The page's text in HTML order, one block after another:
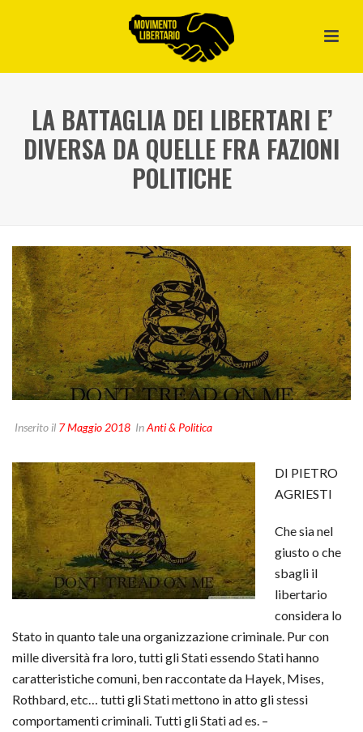
LA BATTAGLIA DEI LIBERTARI E’
DIVERSA DA QUELLE FRA FAZIONI
POLITICHE
Inserito il 7 Maggio 2018 InAnti & Politica
DI PIETRO
AGRIESTI
Che sia nel
giusto o che
sbagli il
libertario
considera lo
Stato in quanto tale una organizzazione criminale. Pur con
mille diversità fra loro, tutti gli Stati essendo Stati hanno
caratteristiche comuni, ben raccontate da Hayek, Mises,
Rothbard, etc… tutti gli Stati mettono in atto gli stessi
comportamenti criminali. Tutti gli Stati ad es. –